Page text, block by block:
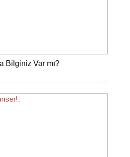
Bilginiz Var mı?